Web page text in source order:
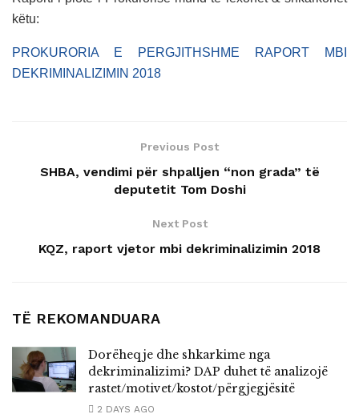
këtu:
PROKURORIA E PERGJITHSHME RAPORT MBI
DEKRIMINALIZIMIN 2018
Previous Post
SHBA, vendimi për shpalljen “non grada” të
deputetit Tom Doshi
Next Post
KQZ, raport vjetor mbi dekriminalizimin 2018
TË REKOMANDUARA
Dorëheqje dhe shkarkime nga
dekriminalizimi? DAP duhet të analizojë
rastet/motivet/kostot/përgjegjësitë
2 DAYS AGO